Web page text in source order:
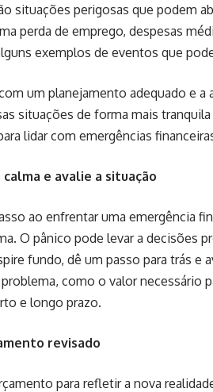
situações perigosas que podem
perda de emprego, despesas
exemplos de eventos que
um planejamento adequado e
situações de forma mais
lidar com emergências
e avalie a situação
ao enfrentar uma emergência
O pânico pode levar a decisões
fundo, dê um passo para trás e
como o valor necessário
e longo prazo.
revisado
para refletir a nova